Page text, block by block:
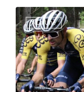
A La Une